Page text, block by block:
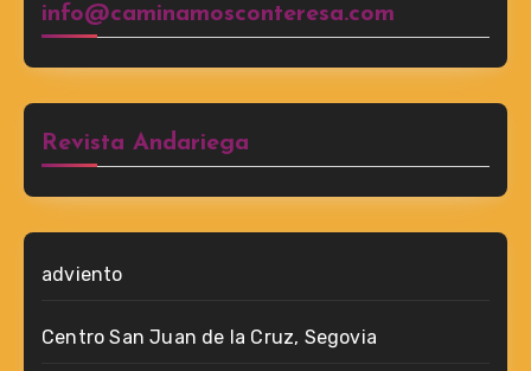
info@caminamosconteresa.com
Revista Andariega
adviento
Centro San Juan de la Cruz, Segovia